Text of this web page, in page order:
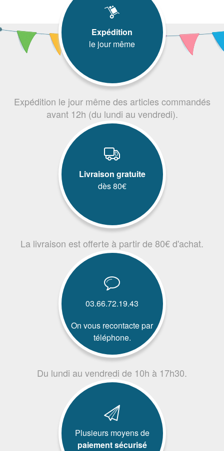
Expédition
le jour même
Expédition le jour même des articles commandés
avant 12h (du lundi au vendredi).
Livraison gratuite
dès 80€
La livraison est offerte à partir de 80€ d'achat.
03.66.72.19.43
On vous recontacte par
téléphone.
Du lundi au vendredi de 10h à 17h30.
Plusieurs moyens de
paiement sécurisé